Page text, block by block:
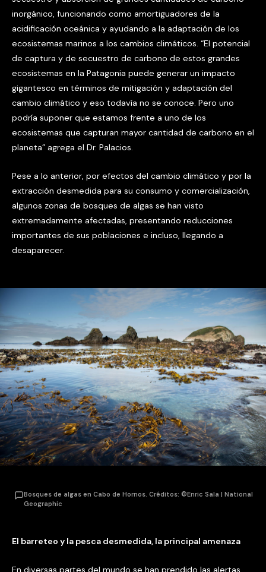
inorgánico, funcionando como amortiguadores de la
acidificación oceánica y ayudando a la adaptación de los
ecosistemas marinos a los cambios climáticos. “El potencial
de captura y de secuestro de carbono de estos grandes
ecosistemas en la Patagonia puede generar un impacto
gigantesco en términos de mitigación y adaptación del
cambio climático y eso todavía no se conoce. Pero uno
podría suponer que estamos frente a uno de los
ecosistemas que capturan mayor cantidad de carbono en el
planeta” agrega el Dr. Palacios.
Pese a lo anterior, por efectos del cambio climático y por la
extracción desmedida para su consumo y comercialización,
algunos zonas de bosques de algas se han visto
extremadamente afectadas, presentando reducciones
importantes de sus poblaciones e incluso, llegando a
desaparecer.
Bosques de algas en Cabo de Hornos. Créditos: ©Enric Sala | National
Geographic
El barreteo y la pesca desmedida, la principal amenaza
En diversas partes del mundo se han prendido las alertas